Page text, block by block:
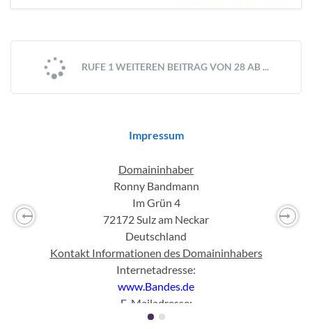
RUFE 1 WEITEREN BEITRAG VON 28 AB ...
Impressum
Domaininhaber
Ronny Bandmann
Im Grün 4
72172 Sulz am Neckar
Deutschland
Kontakt Informationen des Domaininhabers
Internetadresse:
www.Bandes.de
E-Mailadresse:
Bandes(punkt)